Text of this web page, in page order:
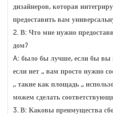
дизайнеров, которая
предоставить вам
2. В: Что мне нужно
дом?
A: было бы лучше, если бы вы
если нет ,, вам просто нужно
,, такие как площадь ,,
можем сделать
3. В: Каковы преимущества